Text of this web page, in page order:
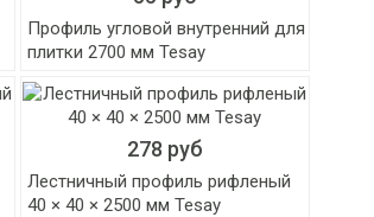
Профиль угловой внутренний для
плитки 2700 мм Tesay
278 руб
Лестничный профиль рифленый
40 × 40 × 2500 мм Tesay